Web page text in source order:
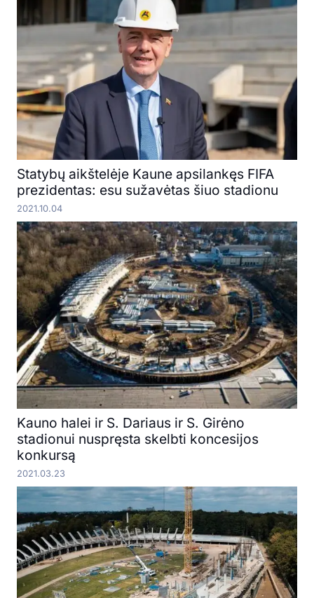
Statybų aikštelėje Kaune apsilankęs FIFA
prezidentas: esu sužavėtas šiuo stadionu
2021.10.04
Kauno halei ir S. Dariaus ir S. Girėno
stadionui nuspręsta skelbti koncesijos
konkursą
2021.03.23